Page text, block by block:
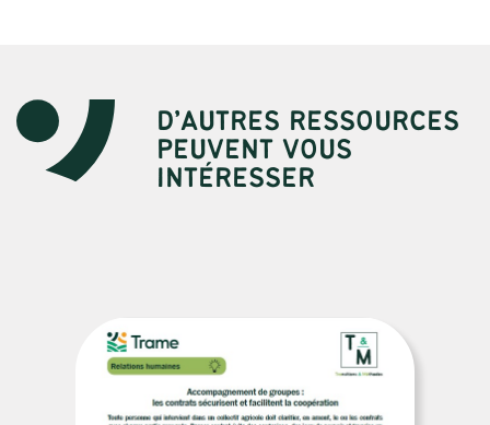
D’AUTRES RESSOURCES
PEUVENT VOUS
INTÉRESSER